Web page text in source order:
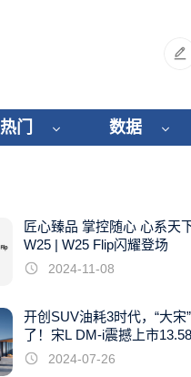
热门 数据
匠心臻品 掌控随心 心系天
W25 | W25 Flip闪耀登场
2024-11-08
开创SUV油耗3时代，“大宋
了！宋L DM-i震撼上市
起
2024-07-26